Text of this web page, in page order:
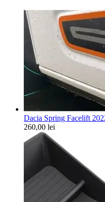
Dacia Spring Facelift
260,00 lei